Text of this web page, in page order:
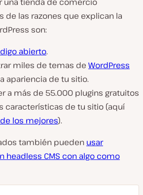
de las razones que explican la
son:
abierto.
miles de temas de WordPress
apariencia de tu sitio.
a más de 55.000 plugins gratuitos
características de tu sitio (aquí
los mejores).
también pueden usar
headless CMS con algo como